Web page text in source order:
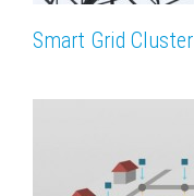
Smart Grid Cluster